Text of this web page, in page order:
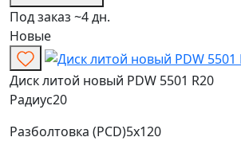
Под заказ ~4 дн.
Новые
Диск литой новый PDW 5501 R20
Радиус20
Разболтовка (PCD)5x120